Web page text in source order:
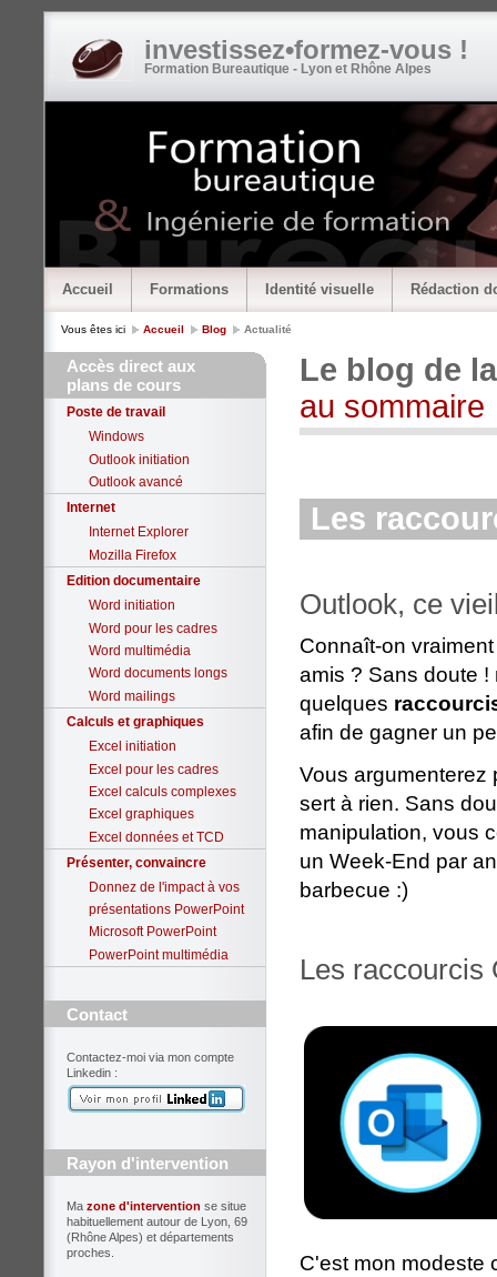
investissez•formez-vous !
Formation Bureautique - Lyon et Rhône Alpes
Accueil Formations Identité visuelle Rédaction
Vous êtes ici Accueil Blog Actualité
Accès direct aux
plans de cours
Poste de travail
Windows
Outlook initiation
Outlook avancé
Internet
Internet Explorer
Mozilla Firefox
Edition documentaire
Word initiation
Word pour les cadres
Word multimédia
Word documents longs
Word mailings
Calculs et graphiques
Excel initiation
Excel pour les cadres
Excel calculs complexes
Excel graphiques
Excel données et TCD
Présenter, convaincre
Donnez de l'impact à vos
présentations PowerPoint
Microsoft PowerPoint
PowerPoint multimédia
Contact
Contactez-moi via mon compte
Linkedin :
Rayon d'intervention
Ma zone d'intervention se situe
habituellement autour de Lyon, 69
(Rhône Alpes) et départements
proches.
Le blog de
au sommaire
Les
Outlook, ce
Connaît-on
amis ? Sans doute
quelques
afin de gagner un
Vous argumenterez
sert à rien. Sans
manipulation, vous
un Week-End par
barbecue :)
Les raccourcis
C'est mon modeste